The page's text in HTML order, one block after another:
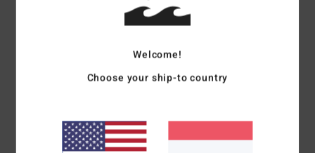
Double dye fleece van katoen en gerecycled
polyester, 280 g/m2
Billabong 'Arch'-logoborduursel op de borst
Geweven etiket.
Welcome!
Choose your ship-to country